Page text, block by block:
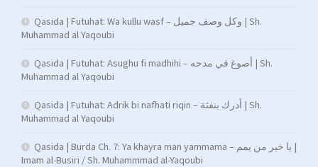
Qasida | Futuhat: Wa kullu wasf – وكل وصف جميل | Sh.
Muhammad al Yaqoubi
Qasida | Futuhat: Asughu fi madhihi – أصوغ في مدحه | Sh.
Muhammad al Yaqoubi
Qasida | Futuhat: Adrik bi nafhati riqin – أدرك بنفثة | Sh.
Muhammad al Yaqoubi
Qasida | Burda Ch. 7: Ya khayra man yammama – يا خير من يمم |
Imam al-Busiri / Sh. Muhammmad al-Yaqoubi